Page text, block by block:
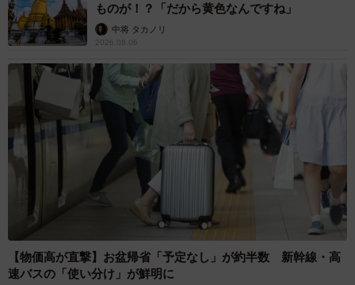
ものが！？「だから黄色なんですね」
中将 タカノリ
2026.08.06
【物価高が直撃】お盆帰省「予定なし」が約半数 新幹線・高
速バスの「使い分け」が鮮明に